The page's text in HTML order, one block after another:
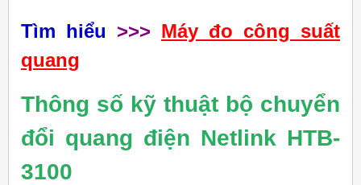
Tìm hiểu >>> Máy đo công suất
quang
Thông số kỹ thuật bộ chuyển
đổi quang điện Netlink HTB-
3100